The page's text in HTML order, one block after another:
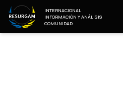
INTERNACIONAL
INFORMACIÓN Y ANÁLISIS
COMUNIDAD